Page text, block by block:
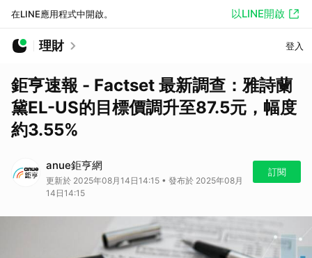
在LINE應用程式中開啟。 以LINE開啟
理財 登入
鉅亨速報 - Factset 最新調查：雅詩蘭
黛EL-US的目標價調升至87.5元，幅度
約3.55%
anue鉅亨網
更新於 2025年08月14日14:15 • 發布於 2025年08月
14日14:15
訂閱